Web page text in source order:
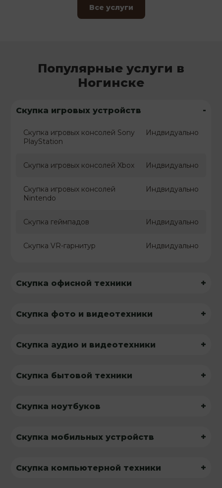
Все услуги
Популярные услуги в
Ногинске
Скупка игровых устройств -
Скупка игровых консолей Sony
PlayStation
Индвидуально
Скупка игровых консолей Xbox Индвидуально
Скупка игровых консолей
Nintendo
Индвидуально
Скупка геймпадов Индвидуально
Скупка VR-гарнитур Индвидуально
Скупка офисной техники +
Скупка фото и видеотехники +
Скупка аудио и видеотехники +
Скупка бытовой техники +
Скупка ноутбуков +
Скупка мобильных устройств +
Скупка компьютерной техники +